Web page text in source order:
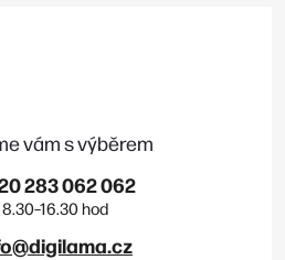
@digilama.cz
283 062 062